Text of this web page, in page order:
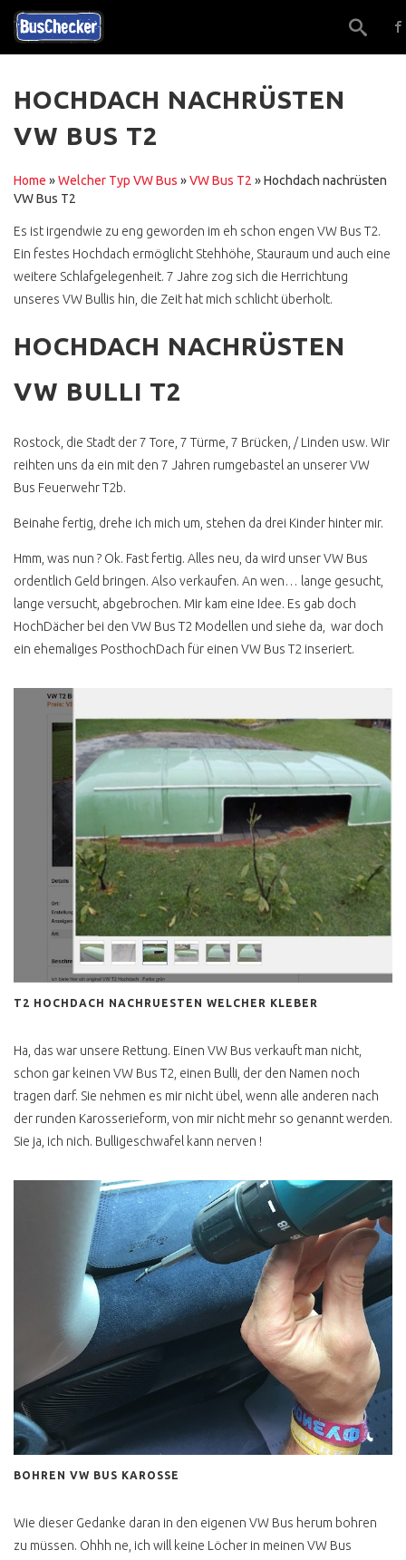
EIN GUTACHTER ?
ALTERNATIVEN
GUT BERATEN ?
TRAUMBUS FINDEN,
SICHER !
ONLINE KOSTENLOS
WERKSTATTEMPFEHLUNG
DU NERVST NICHT
PROJEKTE
PANGEA
T3 COLA PRITSCHE
T3 1.9 TD RUST N FAST
T3 DOKA SYNCRO
KOCHEN AM VW BUS
ZUPARKEN FESTIVAL
KOCHEN AM VW BUS
PANGEA FESTIVAL
T3 FOTOBUS GRAFFITI
EASTCOASTRUN
FARBGEBUNG PER ROLLE
ONLINEBERATUNG T1
SCHEUNENFUND
T2 ZWITTERMODELL
T2 FALTDACHCAMPER
KAUFEN
T2 HYPE HÖCHSTPREISE
WERTANLAGE T2
T2C IMPORT
T2 TECHNISCHE
VERBESSERUNGEN
T2 LENKGETRIEBE
T2 ÖLKÜHLER
HOCHDACH NACHRÜSTEN
VW BUS T2
Home »Welcher Typ VW Bus »VW Bus T2 »Hochdach nachrüsten
VW Bus T2
Es ist irgendwie zu eng geworden im eh schon engen VW Bus T2.
Ein festes Hochdach ermöglicht Stehhöhe, Stauraum und auch eine
weitere Schlafgelegenheit. 7 Jahre zog sich die Herrichtung
unseres VW Bullis hin, die Zeit hat mich schlicht überholt.
HOCHDACH NACHRÜSTEN
VW BULLI T2
Rostock, die Stadt der 7 Tore, 7 Türme, 7 Brücken, / Linden usw. Wir
reihten uns da ein mit den 7 Jahren rumgebastel an unserer VW
Bus Feuerwehr T2b.
Beinahe fertig, drehe ich mich um, stehen da drei Kinder hinter mir.
Hmm, was nun ? Ok. Fast fertig. Alles neu, da wird unser VW Bus
ordentlich Geld bringen. Also verkaufen. An wen… lange gesucht,
lange versucht, abgebrochen. Mir kam eine Idee. Es gab doch
HochDächer bei den VW Bus T2 Modellen und siehe da, war doch
ein ehemaliges PosthochDach für einen VW Bus T2 inseriert.
T2 HOCHDACH NACHRUESTEN WELCHER KLEBER
Ha, das war unsere Rettung. Einen VW Bus verkauft man nicht,
schon gar keinen VW Bus T2, einen Bulli, der den Namen noch
tragen darf. Sie nehmen es mir nicht übel, wenn alle anderen nach
der runden Karosserieform, von mir nicht mehr so genannt werden.
Sie ja, ich nich. Bulligeschwafel kann nerven !
BOHREN VW BUS KAROSSE
Wie dieser Gedanke daran in den eigenen VW Bus herum bohren
zu müssen. Ohhh ne, ich will keine Löcher in meinen VW Bus